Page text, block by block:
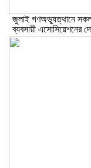
জুলাই গণঅভ্যুত্থানে সকল
ব্যবসায়ী এসোসিয়েশনের